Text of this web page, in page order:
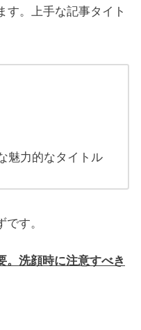
す。上手な記事タイト
魅力的なタイトル
す。
。洗顔時に注意すべき